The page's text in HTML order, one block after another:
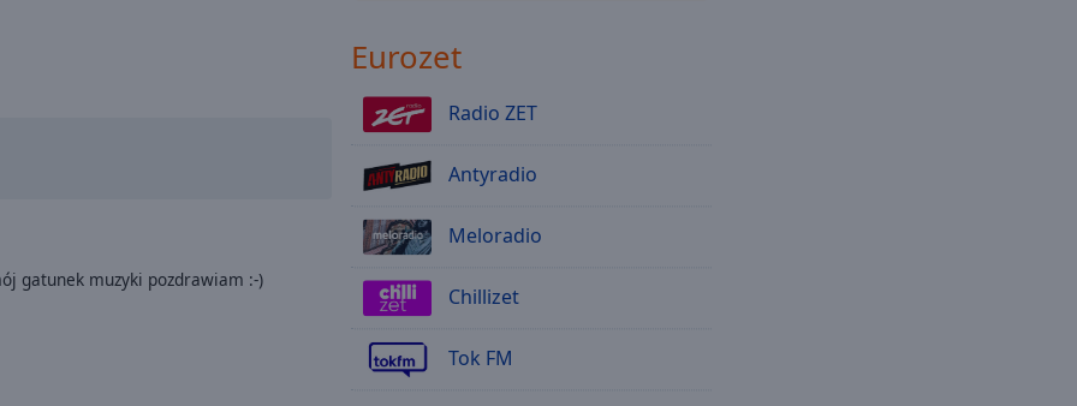
gatunek muzyki pozdrawiam :-)
Eurozet
Radio ZET
Antyradio
Meloradio
Chillizet
Tok FM